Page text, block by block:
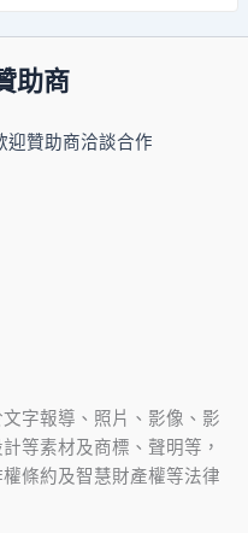
助商
迎贊助商洽談合作
字報導、照片、影像、影
等素材及商標、聲明等，
條約及智慧財產權等法律